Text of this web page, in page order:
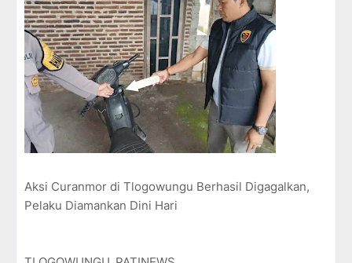
Aksi Curanmor di Tlogowungu Berhasil Digagalkan,
Pelaku Diamankan Dini Hari